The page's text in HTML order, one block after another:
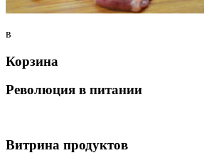
в
Корзина
Революция в питании
Витрина продуктов